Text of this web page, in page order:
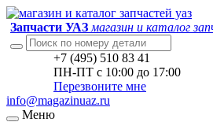
Запчасти УАЗ магазин и каталог
+7 (495) 510 83 41
ПН-ПТ с 10:00 до 17:00
Перезвоните мне
info@magazinuaz.ru
Меню